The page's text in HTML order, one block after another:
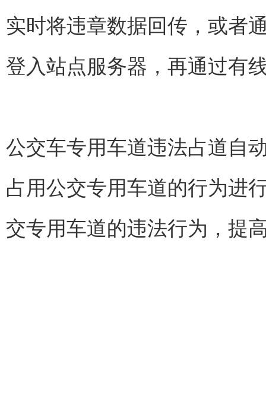
实时将违章数据回传，或者
登入站点服务器，再通过有
公交车专用车道违法占道自
占用公交专用车道的行为进
交专用车道的违法行为，提